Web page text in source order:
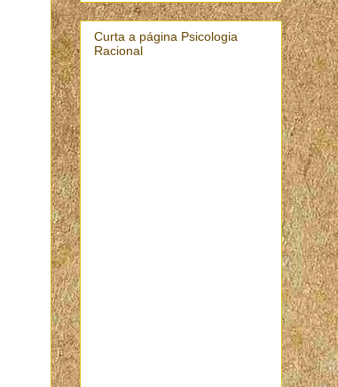
Curta a página Psicologia
Racional